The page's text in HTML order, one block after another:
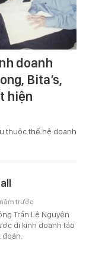
doanh
Bita’s,
hiện
thuộc thế hệ doanh
Trần Lệ Nguyên
đi kinh doanh táo
năm trước